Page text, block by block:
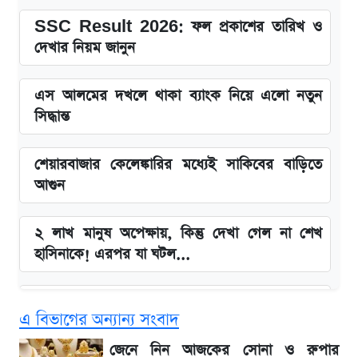
SSC Result 2026: ফল প্রকাশের তারিখ ও
দেখার নিয়ম জানুন
এস আলমের দখলে থাকা ব্যাংক নিয়ে এলো নতুন
সিদ্ধান্ত
শেয়ারবাজার কেলেঙ্কারির মধ্যেই সাকিবের বাড়িতে
আগুন
২ লাখ মানুষ অপেক্ষায়, কিন্তু দেখা গেল না শেখ
হাসিনাকে! এরপর যা ঘটল...
Redmi K80 নিয়ে আপডেট
এ বিভাগের অন্যান্য সংবাদ
জেনে নিন আজকের সোনা ও রুপার